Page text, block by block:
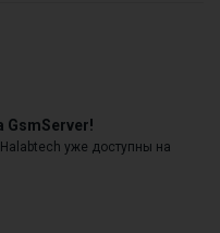
GsmServer!
уже доступны на